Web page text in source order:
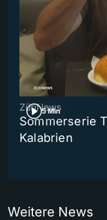
5 Min
ZüriNews
Sommerserie
Kalabrien
Weitere News